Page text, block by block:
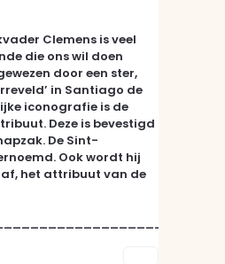
Clemens is veel
die ons wil doen
door een ster,
in Santiago de
iconografie is de
Deze is bevestigd
De Sint-
Ook wordt hij
het attribuut van de